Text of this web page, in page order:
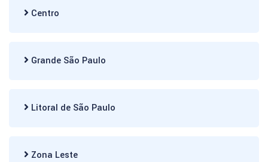
Centro
Grande São Paulo
Litoral de São Paulo
Zona Leste